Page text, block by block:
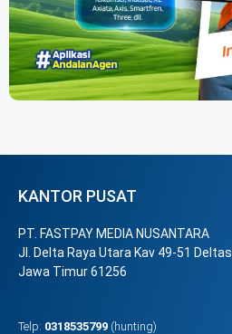
KANTOR PUSAT
PT. FASTPAY MEDIA NUSANTARA
Jl. Delta Raya Utara Kav 49-51
Jawa Timur 61256
Telp: 0318535799 (hunting)